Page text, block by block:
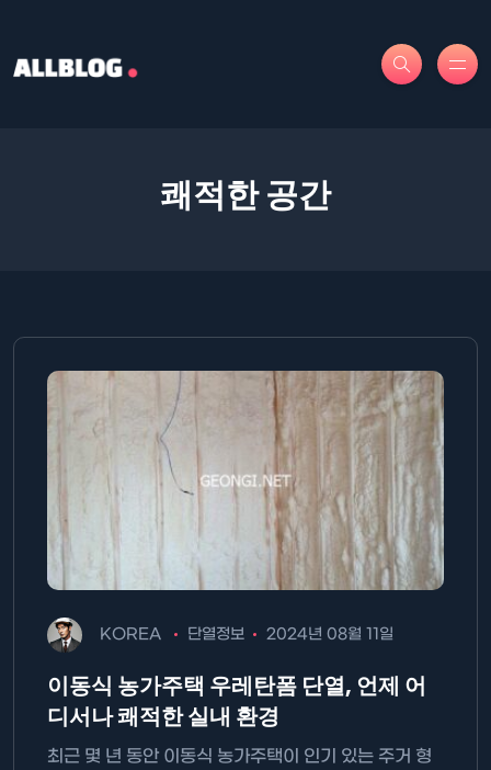
쾌적한 공간
KOREA 단열정보 2024년 08월 11일
이동식 농가주택 우레탄폼 단열, 언제 어
디서나 쾌적한 실내 환경
최근 몇 년 동안 이동식 농가주택이 인기 있는 주거 형